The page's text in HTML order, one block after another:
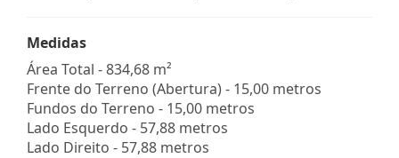
Medidas
Área Total - 834,68 m²
Frente do Terreno (Abertura) - 15,00 metros
Fundos do Terreno - 15,00 metros
Lado Esquerdo - 57,88 metros
Lado Direito - 57,88 metros